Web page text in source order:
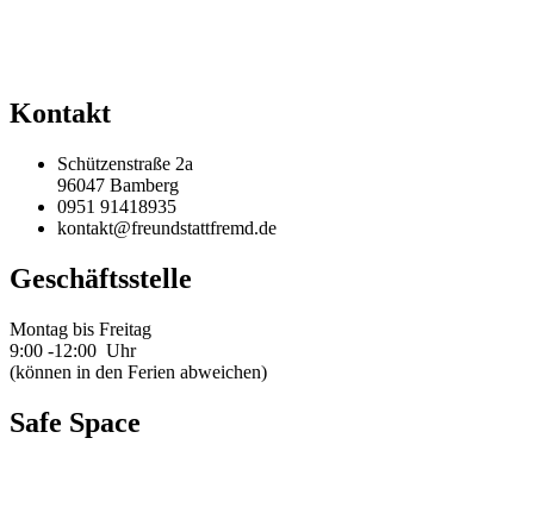
Kontakt
Schützenstraße 2a
96047 Bamberg
0951 91418935
kontakt@freundstattfremd.de
Geschäftsstelle
Montag bis Freitag
9:00 -12:00 Uhr
(können in den Ferien abweichen)
Safe Space